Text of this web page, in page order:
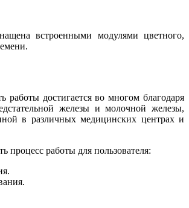
встроенными модулями цветного,
достигается во многом благодаря
железы и молочной железы,
в различных медицинских центрах и
процесс работы для пользователя: